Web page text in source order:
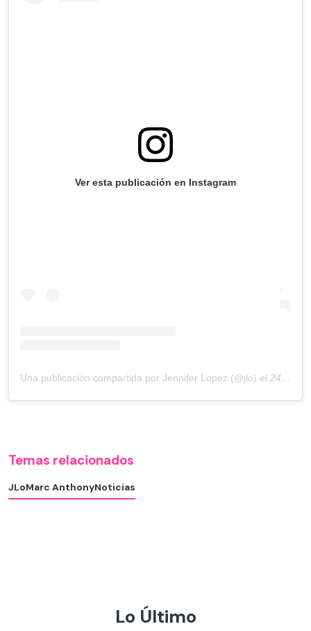
Ver esta publicación en Instagram
Una publicación compartida por Jennifer Lopez (@jlo) el 24 de Sep de 2019 a las 7:11 PDT
Temas relacionados
JLoMarc AnthonyNoticias
Lo Último